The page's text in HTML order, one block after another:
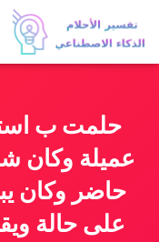
حلمت ب
عميلة وكان
حاضر وكان
على حالة